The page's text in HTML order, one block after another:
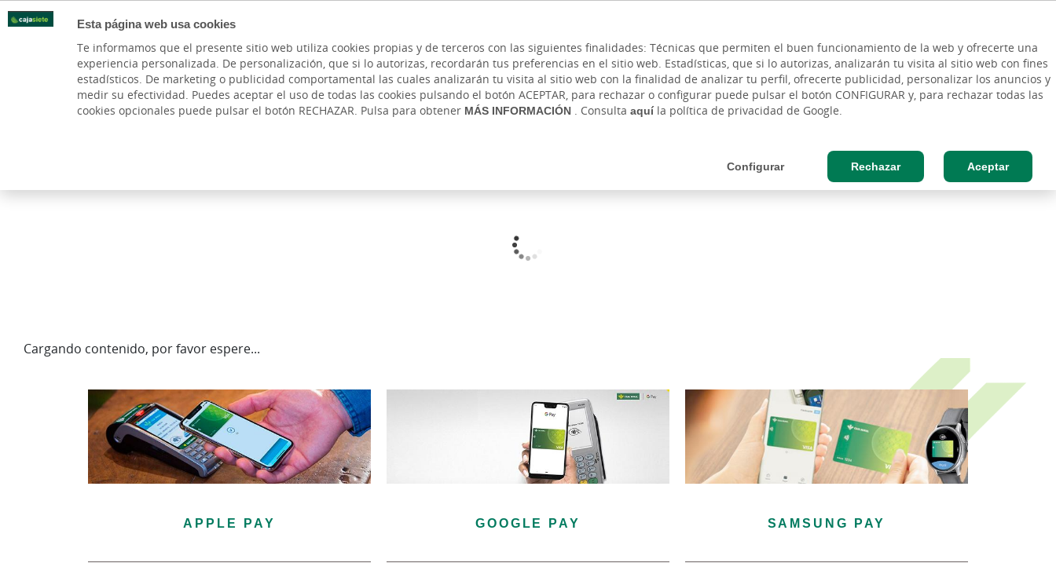
Esta página web usa cookies
Te informamos que el presente sitio web utiliza cookies propias y de terceros con las siguientes finalidades: Técnicas que permiten el buen funcionamiento de la web y ofrecerte una
experiencia personalizada. De personalización, que si lo autorizas, recordarán tus preferencias en el sitio web. Estadísticas, que si lo autorizas, analizarán tu visita al sitio web con fines
estadísticos. De marketing o publicidad comportamental las cuales analizarán tu visita al sitio web con la finalidad de analizar tu perfil, ofrecerte publicidad, personalizar los anuncios y
medir su efectividad. Puedes aceptar el uso de todas las cookies pulsando el botón ACEPTAR, para rechazar o configurar puede pulsar el botón CONFIGURAR y, para rechazar todas las
cookies opcionales puede pulsar el botón RECHAZAR. Pulsa para obtener MÁS INFORMACIÓN. Consulta aquíla política de privacidad de Google.
Configurar Rechazar Aceptar
DE
PARTICULARES
Cuentas y Tarjetas Hipotecas Préstamos Ahorro e Inversión Seguros Atención digital Banca digital Gen8 by Cajasiete
BANCA PRIVADA AUTÓNOMOS Y EMPRENDEDORES EMPRESAS AGRO
Cargando contenido, por favor espere...
APPLE PAY GOOGLE PAY SAMSUNG PAY